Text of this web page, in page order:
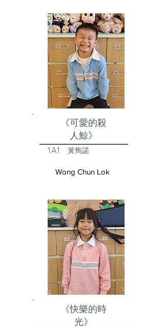
《可愛的殺
人鯨》
1A1 黃雋諾
Wong Chun Lok
《快樂的時
光》